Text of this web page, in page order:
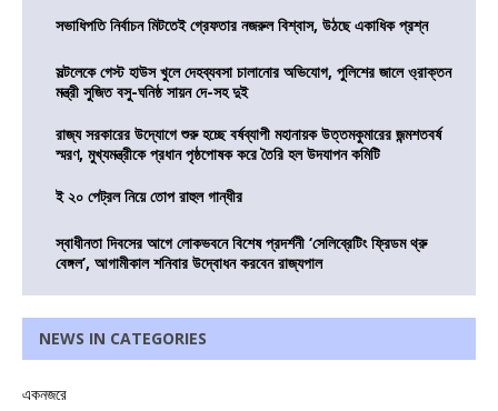
সভাধিপতি নির্বাচন মিটতেই গ্রেফতার নজরুল বিশ্বাস, উঠছে একাধিক প্রশ্ন
সল্টলেকে গেস্ট হাউস খুলে দেহব্যবসা চালানোর অভিযোগ, পুলিশের জালে ও্রাক্তন
মন্ত্রী সুজিত বসু-ঘনিষ্ঠ সায়ন দে-সহ দুই
রাজ্য সরকারের উদ্যোগে শুরু হচ্ছে বর্ষব্যাপী মহানায়ক উত্তমকুমারের জন্মশতবর্ষ
স্মরণ, মুখ্যমন্ত্রীকে প্রধান পৃষ্ঠপোষক করে তৈরি হল উদযাপন কমিটি
ই ২০ পেট্রল নিয়ে তোপ রাহুল গান্ধীর
স্বাধীনতা দিবসের আগে লোকভবনে বিশেষ প্রদর্শনী ‘সেলিব্রেটিং ফ্রিডম থ্রু
বেঙ্গল’, আগামীকাল শনিবার উদ্বোধন করবেন রাজ্যপাল
NEWS IN CATEGORIES
একনজরে